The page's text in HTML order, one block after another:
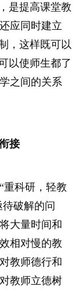
是提高课堂教
应同时建立
，这样既可以
以使师生都了
之间的关系
接
科研，轻教
待破解的问
大量时间和
相对慢的教
教师德行和
教师立德树